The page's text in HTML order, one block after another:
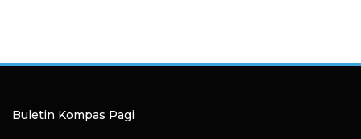
Buletin Kompas Pagi